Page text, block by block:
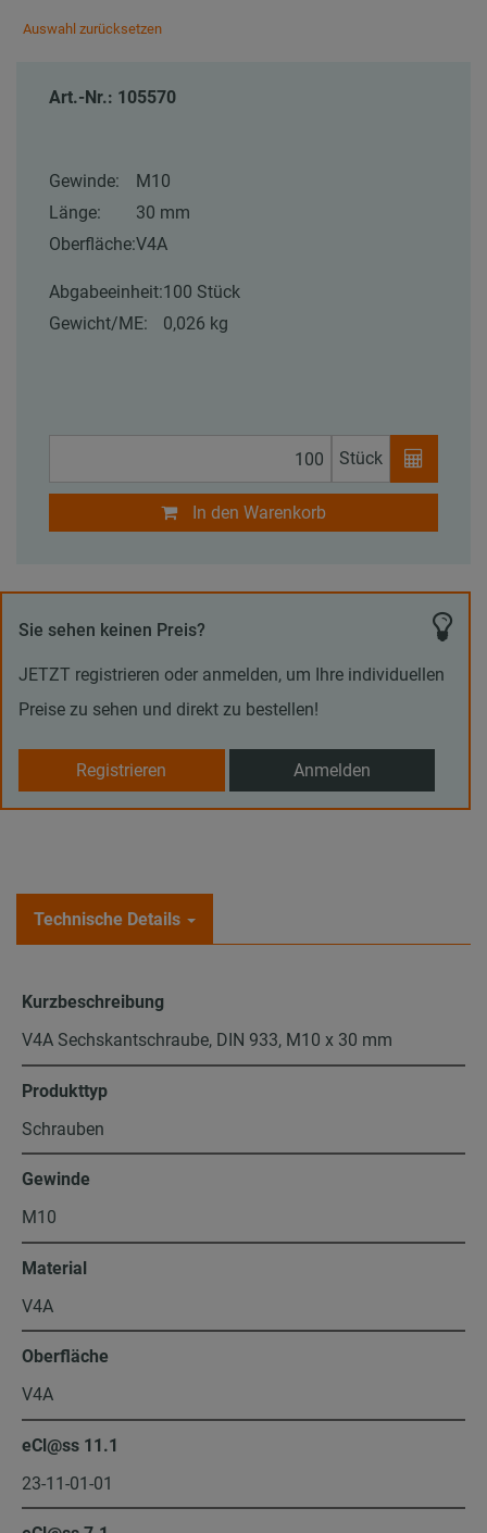
Auswahl zurücksetzen
Art.-Nr.: 105570
Gewinde:
M10
Länge:
30 mm
Oberfläche:V4A
Abgabeeinheit:100 Stück
Gewicht/ME:
0,026 kg
Stück
In den Warenkorb
Sie sehen keinen Preis?
JETZT registrieren oder anmelden, um Ihre individuellen
Preise zu sehen und direkt zu bestellen!
Registrieren Anmelden
Technische Details
Kurzbeschreibung
V4A Sechskantschraube, DIN 933, M10 x 30 mm
Produkttyp
Schrauben
Gewinde
M10
Material
V4A
Oberfläche
V4A
eCl@ss 11.1
23-11-01-01